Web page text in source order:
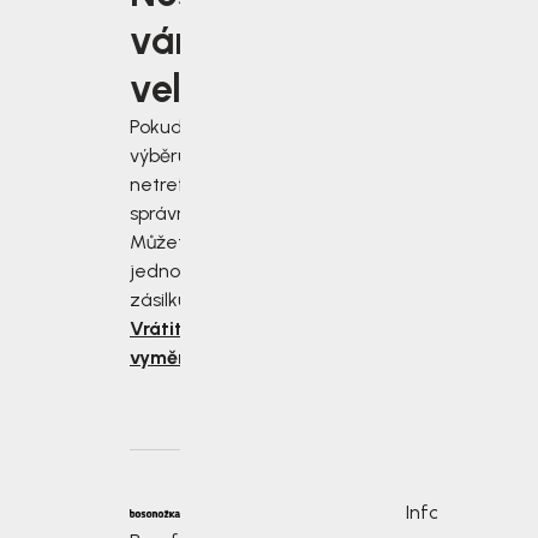
vám
velikost?
Pokud jste při
výběru velikosti
netrefili tu
správnou, nevadí!
Můžete nám
jednoduše vrátit
zásilku do 14 dnů.
Vrátit nebo
vyměnit zboží
Informace